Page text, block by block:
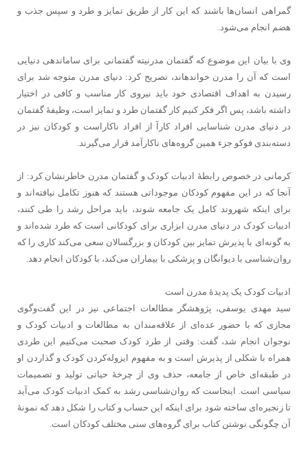
گمراهی انسان‌ها باشند که این کار از طریق تمایز و طرد و سپس جذب و
هضم انجام می‌شود.
وی با بیان این موضوع که گفتمان مدرنیته گفتمانی برای ساماندهی دنیایی
است که آن را مدرن خوانده‎اند، تصریح کرد: دنیای مدرن متوجه شد برای
رسیدن به اهداف اقتصادی خود باید نیروی کار مناسب و کافی در اختیار
داشته باشد، پس اگر فکر کنیم کار گفتمان طرد و تمایز است، وظیفۀ گفتمان
در دنیای مدرن شناسایی افراد کارآ از افراد ناکاراست و کودکان نیز در
دسته‌بندی فوکو جزء همین گروه‌های ناکارآمد قرار می‌گیرند.
کرمانی در خصوص رابطۀ ادبیات کودک و گفتمان مدرن خاطرنشان کرد: از
آنجا که در این مفهوم کودکان موجوداتی هستند که هنوز تکامل نیافته‌اند و
برای اینکه شهروند کامل یک جامعه شوند، باید مراحل رشد را طی کنند،
ادبیات کودک در دنیای مدرن ابزاری برای کودکانی است که طرد شده‌اند و
به گونه‌ای با پذیرش تمایز بین کودکان و بزرگسالان سعی می‌کند کاری را که
روان‌شناسی با دیوانگان و پزشکی با بیماران می‌کند، با کودکان انجام دهد.
ادبیات کودک یک پدیدۀ مدرن است
سید مهدی یوسفی، پژوهشگر مطالعات اجتماعی نیز در این گفت‌وگوی
مجازی که با حضور عده‌ای از علاقه‌مندان به مطالعات و ادبیات کودک و
نوجوان انجام شد، گفت: وقتی از طرد کودک صحبت می‌کنیم این طردی
همراه با شکلی از پذیرش است و به مفهوم ایزوله‌کردن کودک و گذاردن او
در طبقه‌ای خاص از جامعه، حذف وی از چرخۀ حیاتی تولید و تصمیمات
سیاسی است. اینجاست که روان‌شناسی رشد به کمک ادبیات کودک می‌آید
تا زنجیره‌ای ساخته شود برای اینکه این حساب و کتاب را شکل دهد که نمونۀ
آن چگونگی نوشتن کتاب برای گروه‌های سنی مختلف کودکان است.